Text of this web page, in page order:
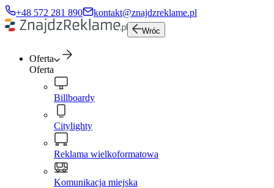
+48 572 281 890 kontakt@znajdzreklame.pl
Wróc
Oferta
Oferta
Billboardy
Citylighty
Reklama wielkoformatowa
Komunikacja miejska